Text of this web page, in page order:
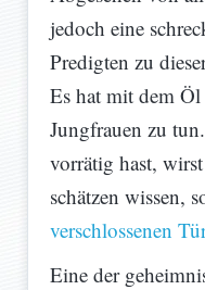
jedoch eine
Predigten zu
Es hat mit dem
Jungfrauen zu
vorrätig hast,
schätzen wissen,
verschlossenen Tür
Eine der